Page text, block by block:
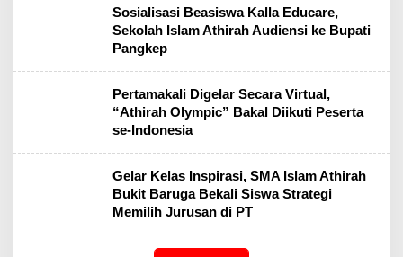
Sosialisasi Beasiswa Kalla Educare,
Sekolah Islam Athirah Audiensi ke Bupati
Pangkep
Pertamakali Digelar Secara Virtual,
“Athirah Olympic” Bakal Diikuti Peserta
se-Indonesia
Gelar Kelas Inspirasi, SMA Islam Athirah
Bukit Baruga Bekali Siswa Strategi
Memilih Jurusan di PT